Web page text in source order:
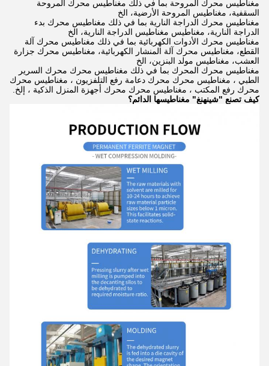
مغناطيس محرك المروحة بما في ذلك مغناطيس محرك المروحة
السقفية، مغناطيس المروحة الأرضية، الخ
مغناطيس محرك الدراجة النارية بما في ذلك مغناطيس محرك بدء
الدراجة النارية، مغناطيس مغناطيس الدراجة النارية، الخ
مغناطيس محرك الأدوات الكهربائية بما في ذلك مغناطيس محرك آلة
القطع، مغناطيس محرك آلة المنشار الكهربائية، مغناطيس محرك جزارة
العشب، مغناطيس مولد البنزين، الخ
مغناطيس محرك المحرك بما في ذلك مغناطيس محرك محرك السرير
الطبي ، مغناطيس محرك محرك دعامة رفع التلفزيون ، مغناطيس محرك
محرك رفع المكتب ، مغناطيس محرك محرك أجهزة المنزل الذكية ، إلخ.
كيف تصنع "شينهنغ" مغناطيسها الدائم؟